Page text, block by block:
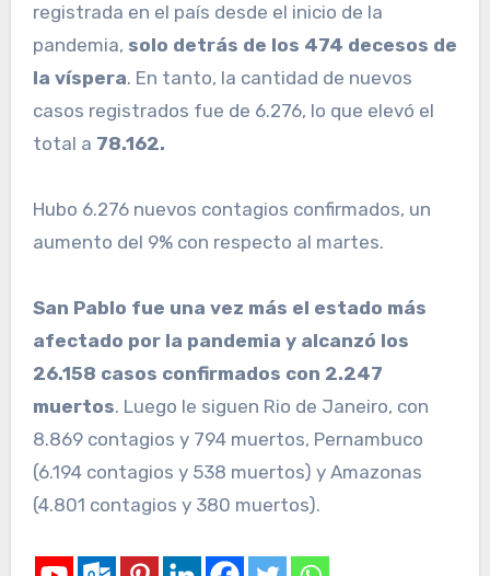
registrada en el país desde el inicio de la
pandemia, solo detrás de los 474 decesos de
la víspera. En tanto, la cantidad de nuevos
casos registrados fue de 6.276, lo que elevó el
total a 78.162.
Hubo 6.276 nuevos contagios confirmados, un
aumento del 9% con respecto al martes.
San Pablo fue una vez más el estado más
afectado por la pandemia y alcanzó los
26.158 casos confirmados con 2.247
muertos. Luego le siguen Rio de Janeiro, con
8.869 contagios y 794 muertos, Pernambuco
(6.194 contagios y 538 muertos) y Amazonas
(4.801 contagios y 380 muertos).